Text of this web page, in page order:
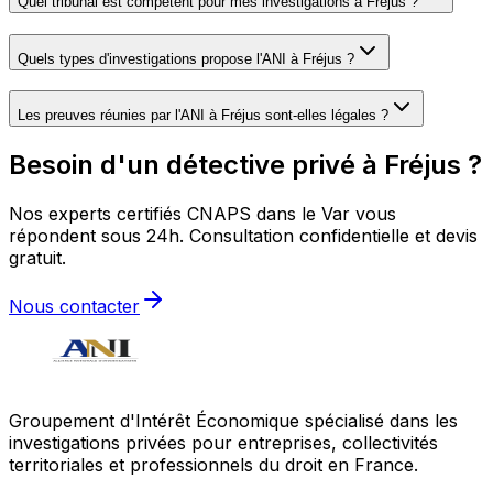
Quels types d'investigations propose l'ANI à Fréjus ?
Les preuves réunies par l'ANI à Fréjus sont-elles légales ?
Besoin d'un détective privé à Fréjus ?
Nos experts certifiés CNAPS dans le Var vous
répondent sous 24h. Consultation confidentielle et devis
gratuit.
Nous contacter
Groupement d'Intérêt Économique spécialisé dans les
investigations privées pour entreprises, collectivités
territoriales et professionnels du droit en France.